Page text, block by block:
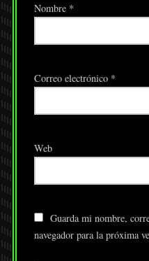
Nombre *
Correo electrónico *
Web
Guarda mi nombre,
navegador para la próxima